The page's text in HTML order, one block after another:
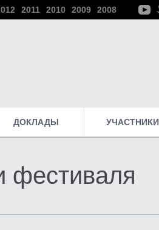
2011 2010 2009 2008
ДОКЛАДЫ УЧАСТНИКИ
фестиваля